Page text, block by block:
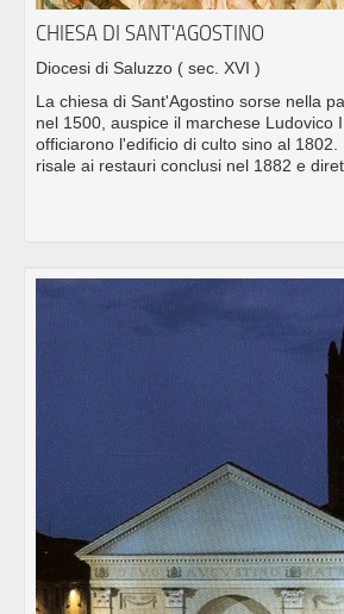
CHIESA DI SANT'AGOSTINO
Diocesi di Saluzzo ( sec. XVI )
La chiesa di Sant'Agostino sorse nella
nel 1500, auspice il marchese Ludovico
officiarono l'edificio di culto sino al
risale ai restauri conclusi nel 1882 e